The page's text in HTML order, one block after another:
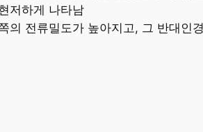
저하게 나타남
의 전류밀도가 높아지고, 그 반대인